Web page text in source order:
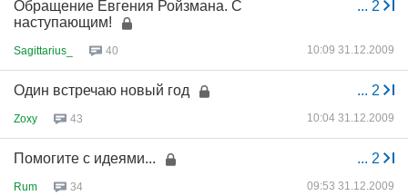
... 2
Обращение Евгения Ройзмана. С
наступающим!
Sagittarius_ 40 10:09 31.12.2009
... 2
Один встречаю новый год
Zoxy 43 10:04 31.12.2009
... 2
Помогите с идеями...
Rum 34 09:53 31.12.2009